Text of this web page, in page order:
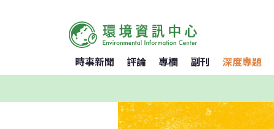
時事新聞 評論 專欄 副刊 深度專題